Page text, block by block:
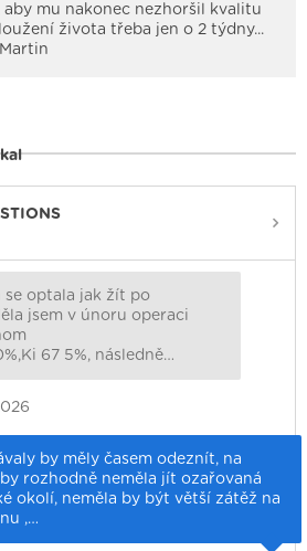
aby mu nakonec nezhoršil kvalitu
života třeba jen o 2 týdny...
se optala jak žít po
jsem v únoru operaci
67 5%, následně…
by měly časem odeznít, na
rozhodně neměla jít ozařovaná
okolí, neměla by být větší zátěž na
,…